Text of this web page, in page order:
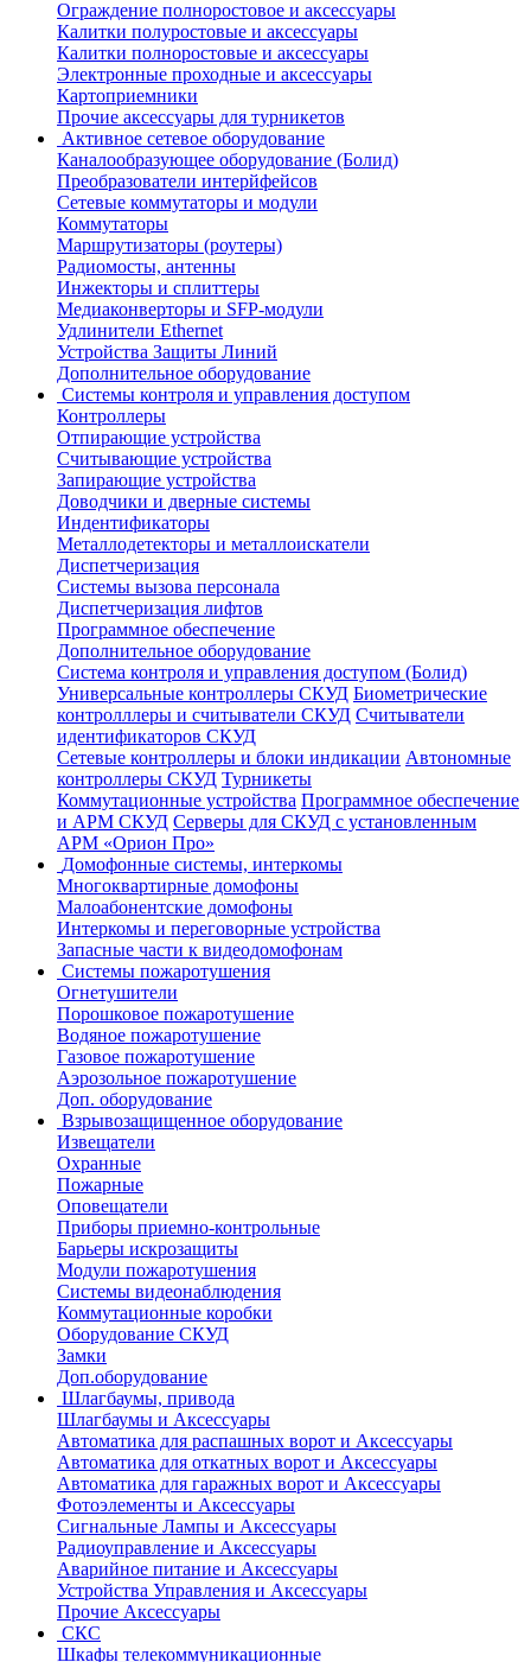
Ограждение полноростовое и аксессуары
Калитки полуростовые и аксессуары
Калитки полноростовые и аксессуары
Электронные проходные и аксессуары
Картоприемники
Прочие аксессуары для турникетов
Активное сетевое оборудование
Каналообразующее оборудование (Болид)
Преобразователи интерйфейсов
Сетевые коммутаторы и модули
Коммутаторы
Маршрутизаторы (роутеры)
Радиомосты, антенны
Инжекторы и сплиттеры
Медиаконверторы и SFP-модули
Удлинители Ethernet
Устройства Защиты Линий
Дополнительное оборудование
Системы контроля и управления доступом
Контроллеры
Отпирающие устройства
Считывающие устройства
Запирающие устройства
Доводчики и дверные системы
Индентификаторы
Металлодетекторы и металлоискатели
Диспетчеризация
Системы вызова персонала
Диспетчеризация лифтов
Программное обеспечение
Дополнительное оборудование
Система контроля и управления доступом (Болид)
Универсальные контроллеры СКУД Биометрические
контролллеры и считыватели СКУД Считыватели
идентификаторов СКУД
Сетевые контроллеры и блоки индикации Автономные
контроллеры СКУД Турникеты
Коммутационные устройства Программное обеспечение
и АРМ СКУД Серверы для СКУД с установленным
АРМ «Орион Про»
Домофонные системы, интеркомы
Многоквартирные домофоны
Малоабонентские домофоны
Интеркомы и переговорные устройства
Запасные части к видеодомофонам
Системы пожаротушения
Огнетушители
Порошковое пожаротушение
Водяное пожаротушение
Газовое пожаротушение
Аэрозольное пожаротушение
Доп. оборудование
Взрывозащищенное оборудование
Извещатели
Охранные
Пожарные
Оповещатели
Приборы приемно-контрольные
Барьеры искрозащиты
Модули пожаротушения
Системы видеонаблюдения
Коммутационные коробки
Оборудование СКУД
Замки
Доп.оборудование
Шлагбаумы, привода
Шлагбаумы и Аксессуары
Автоматика для распашных ворот и Аксессуары
Автоматика для откатных ворот и Аксессуары
Автоматика для гаражных ворот и Аксессуары
Фотоэлементы и Аксессуары
Сигнальные Лампы и Аксессуары
Радиоуправление и Аксессуары
Аварийное питание и Аксессуары
Устройства Управления и Аксессуары
Прочие Аксессуары
СКС
Шкафы телекоммуникационные